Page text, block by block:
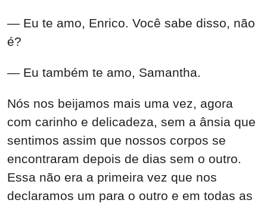
— Eu te amo, Enrico. Você sabe disso, não
é?
— Eu também te amo, Samantha.
Nós nos beijamos mais uma vez, agora
com carinho e delicadeza, sem a ânsia que
sentimos assim que nossos corpos se
encontraram depois de dias sem o outro.
Essa não era a primeira vez que nos
declaramos um para o outro e em todas as